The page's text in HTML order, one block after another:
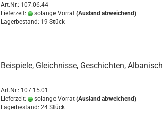
Art.Nr.: 107.06.44
Lieferzeit:
solange Vorrat (Ausland abweichend)
Lagerbestand: 19 Stück
Beispiele, Gleichnisse, Geschichten, Albanisch
Art.Nr.: 107.15.01
Lieferzeit:
solange Vorrat (Ausland abweichend)
Lagerbestand: 24 Stück